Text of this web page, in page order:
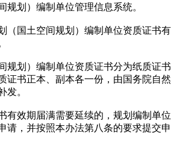
规划）编制单位管理信息系统。
土空间规划）编制单位资质证书有
划）编制单位资质证书分为纸质证
证书正本、副本各一份，由国务院自
发。
期届满需要延续的，规划编制单位
请，并按照本办法第八条的要求提交